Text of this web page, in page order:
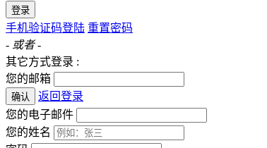
登录
手机验证码登陆 重置密码
- 或者 -
其它方式登录 :
您的邮箱
确认
返回登录
您的电子邮件
您的姓名